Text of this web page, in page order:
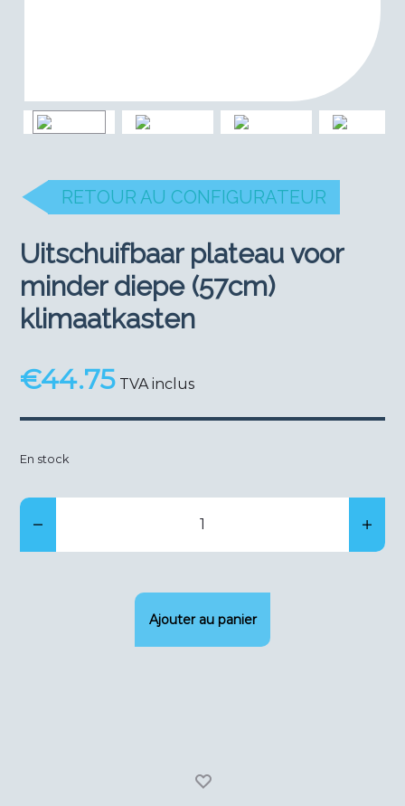
RETOUR AU CONFIGURATEUR
Uitschuifbaar plateau voor
minder diepe (57cm)
klimaatkasten
€44.75 TVA inclus
En stock
Ajouter au panier